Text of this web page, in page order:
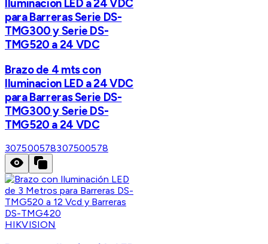
Iluminacion LED a 24 VDC
para Barreras Serie DS-
TMG300 y Serie DS-
TMG520 a 24 VDC
Brazo de 4 mts con
Iluminacion LED a 24 VDC
para Barreras Serie DS-
TMG300 y Serie DS-
TMG520 a 24 VDC
307500578307500578
HIKVISION